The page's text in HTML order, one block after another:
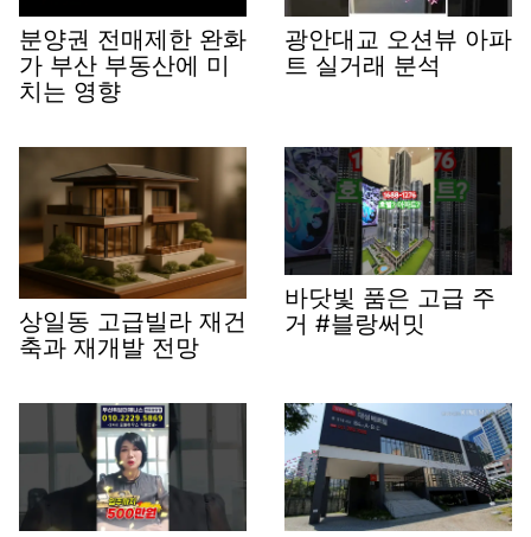
분양권 전매제한 완화
가 부산 부동산에 미
치는 영향
광안대교 오션뷰 아파
트 실거래 분석
상일동 고급빌라 재건
축과 재개발 전망
바닷빛 품은 고급 주
거 #블랑써밋